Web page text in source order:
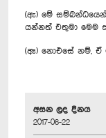
(ඇ) මේ
යන්නත් එතුමා මෙම
(ඈ) නොඑසේ නම්, ඒ
අසන ලද දිනය
2017-06-22